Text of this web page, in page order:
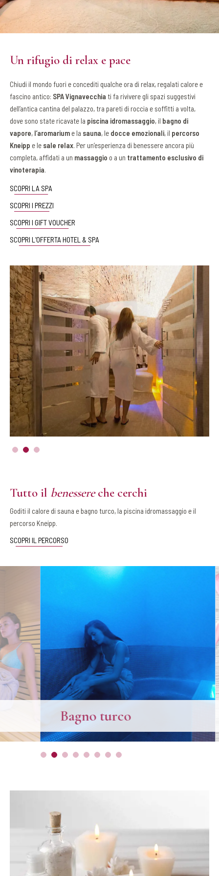
Un rifugio di relax e pace
Chiudi il mondo fuori e concediti qualche ora di relax, regalati calore e
fascino antico: SPA Vignavecchia ti fa rivivere gli spazi suggestivi
dell’antica cantina del palazzo, tra pareti di roccia e soffitti a volta,
dove sono state ricavate la piscina idromassaggio, il bagno di
vapore, l’aromariume la sauna, le docce emozionali, il percorso
Kneipp e le sale relax. Per un’esperienza di benessere ancora più
completa, affidati a un massaggio o a un trattamento esclusivo di
vinoterapia.
SCOPRI LA SPA
SCOPRI I PREZZI
SCOPRI I GIFT VOUCHER
SCOPRI L'OFFERTA HOTEL & SPA
Tutto il benessereche cerchi
Goditi il calore di sauna e bagno turco, la piscina idromassaggio e il
percorso Kneipp.
SCOPRI IL PERCORSO
Bagno turco